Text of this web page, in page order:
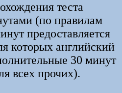
теста
(по правилам
предоставляется
которых английский
30 минут
всех прочих).